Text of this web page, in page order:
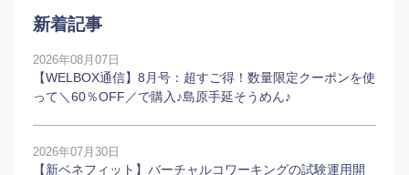
新着記事
2026年08月07日
【WELBOX通信】8月号：超すご得！数量限定クーポンを使
って＼60％OFF／で購入♪島原手延そうめん♪
2026年07月30日
【新ベネフィット】バーチャルコワーキングの試験運用開